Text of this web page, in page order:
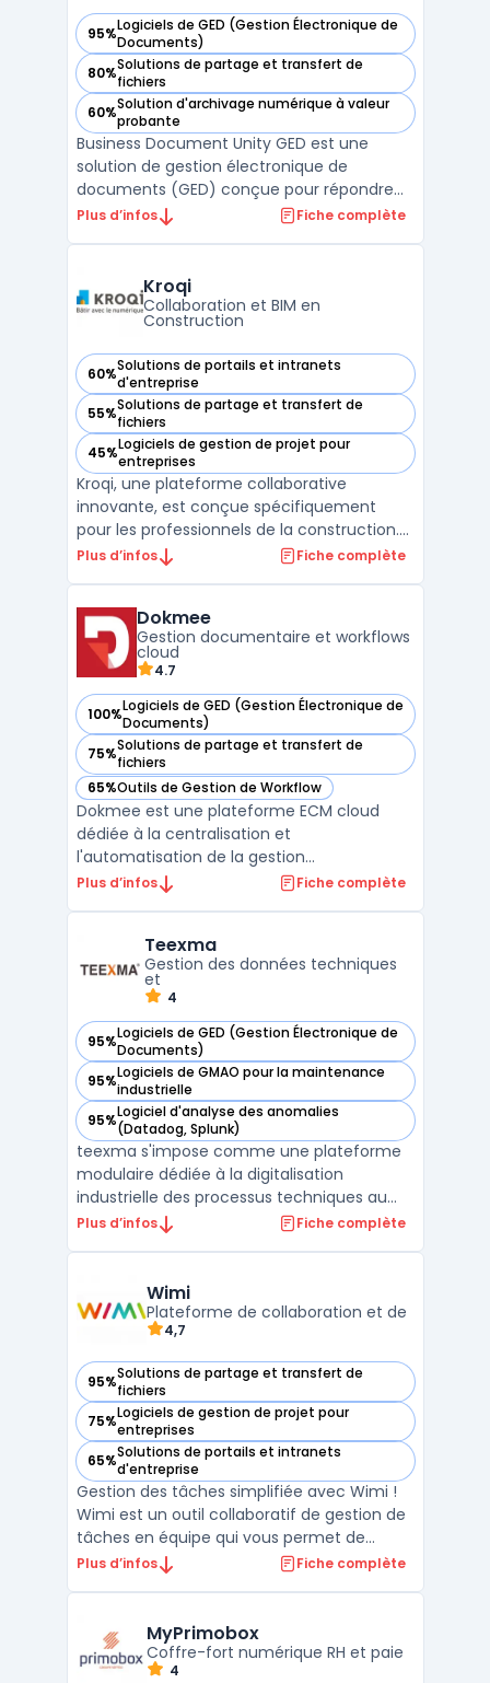
95%Logiciels de GED (Gestion Électronique de
Documents)
— voir Business Document Unity GED dans cette catégorie
80%Solutions de partage et transfert de
fichiers
— voir Business Document Unity GED dans cette catégorie
60%Solution d'archivage numérique à valeur
probante
— voir Business Document Unity GED dans cette catégorie
Business Document Unity GED est une
solution de gestion électronique de
documents (GED) conçue pour répondre
aux besoins des entreprises en matière de
stocker, classer et retrouver facilement les
documents grâce à une int ...
Plus d’infos Fiche complète
Kroqi
Collaboration et BIM en
Construction
60%Solutions de portails et intranets
d'entreprise
— voir Kroqi dans cette catégorie
55%Solutions de partage et transfert de
fichiers
— voir Kroqi dans cette catégorie
45%Logiciels de gestion de projet pour
entreprises
— voir Kroqi dans cette catégorie
Kroqi, une plateforme collaborative
innovante, est conçue spécifiquement
pour les professionnels de la construction.
Elle intègre un système de gestion de
en temps réel. Avec des fonctionnalités
telles que la planificati ...
Plus d’infos Fiche complète
Dokmee
Gestion documentaire et workflows
cloud
4.7
100%Logiciels de GED (Gestion Électronique de
Documents)
— voir Dokmee dans cette catégorie
75%Solutions de partage et transfert de
fichiers
— voir Dokmee dans cette catégorie
65%Outils de Gestion de Workflow
— voir Dokmee dans cette catégorie
Dokmee est une plateforme ECM cloud
dédiée à la centralisation et
l'automatisation de la gestion
documentaire pour les organisations multi-
documents, capture illimitée avec OCR 134
langues et indexation bas ...
Plus d’infos Fiche complète
Teexma
Gestion des données techniques
et
4
95%Logiciels de GED (Gestion Électronique de
Documents)
— voir Teexma dans cette catégorie
95%Logiciels de GMAO pour la maintenance
industrielle
— voir Teexma dans cette catégorie
95%Logiciel d'analyse des anomalies
(Datadog, Splunk)
— voir Teexma dans cette catégorie
teexma s'impose comme une plateforme
modulaire dédiée à la digitalisation
industrielle des processus techniques au
sein des entreprises de pointe. Cette
complexes tout au long du cycle de vie des
produits. En unifiant les ...
Plus d’infos Fiche complète
Wimi
Plateforme de collaboration et de
4,7
95%Solutions de partage et transfert de
fichiers
— voir Wimi dans cette catégorie
75%Logiciels de gestion de projet pour
entreprises
— voir Wimi dans cette catégorie
65%Solutions de portails et intranets
d'entreprise
— voir Wimi dans cette catégorie
Gestion des tâches simplifiée avec Wimi !
Wimi est un outil collaboratif de gestion de
tâches en équipe qui vous permet de
travailler plus rapidement et plus
tâches à des membres de votre équipe et
suivre leur progression ...
Plus d’infos Fiche complète
MyPrimobox
Coffre-fort numérique RH et paie
4